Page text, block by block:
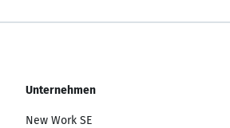
Unternehmen
New Work SE